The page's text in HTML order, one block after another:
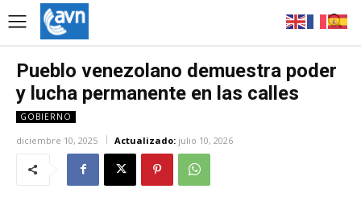
Pueblo venezolano demuestra poder
y lucha permanente en las calles
GOBIERNO
diciembre 10, 2025 Actualizado: julio 10, 2026